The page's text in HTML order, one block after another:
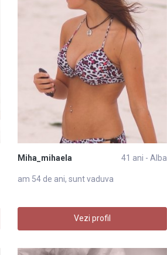
Miha_mihaela 41 ani - Alba
am 54 de ani, sunt vaduva
Vezi profil